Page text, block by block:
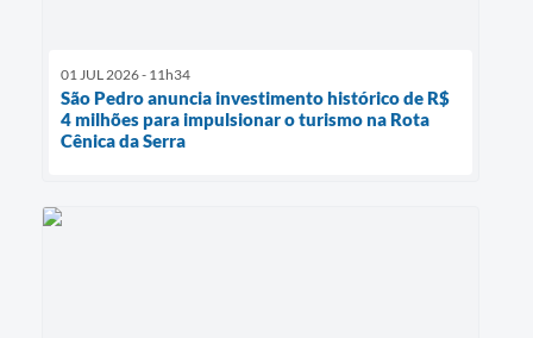
01 JUL 2026 - 11h34
São Pedro anuncia investimento histórico de R$
4 milhões para impulsionar o turismo na Rota
Cênica da Serra